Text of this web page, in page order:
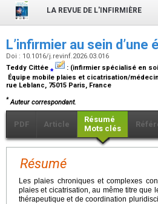
LA REVUE DE L'INFIRMIÈRE
L’infirmier au sein
Doi : 10.1016/j.revinf.2026.03.016
Teddy Cittée ⁎ : (infirmier spécialisé en
Équipe mobile plaies et cicatrisation/
rue Leblanc, 75015 Paris, France
* Auteur correspondant.
PDF Article
Résumé
Mots clés
Résumé
Les plaies chroniques et complexes
plaies et cicatrisation, au même titre que
thérapeutique et de coordination